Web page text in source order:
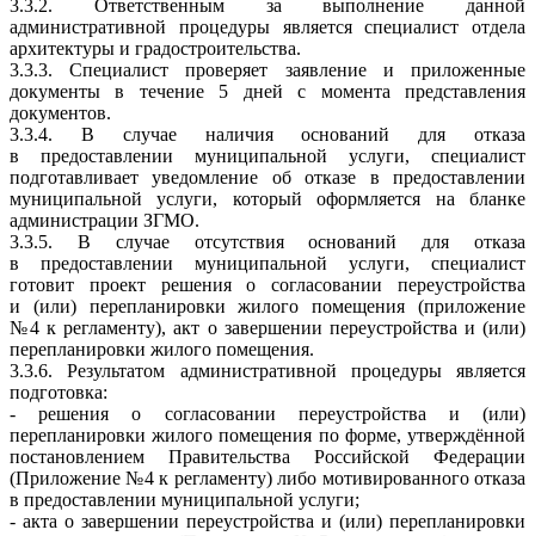
3.3.2. Ответственным за выполнение данной
административной процедуры является специалист отдела
архитектуры и градостроительства.
3.3.3. Специалист проверяет заявление и приложенные
документы в течение 5 дней с момента представления
документов.
3.3.4. В случае наличия оснований для отказа
в предоставлении муниципальной услуги, специалист
подготавливает уведомление об отказе в предоставлении
муниципальной услуги, который оформляется на бланке
администрации ЗГМО.
3.3.5. В случае отсутствия оснований для отказа
в предоставлении муниципальной услуги, специалист
готовит проект решения о согласовании переустройства
и (или) перепланировки жилого помещения (приложение
№4 к регламенту), акт о завершении переустройства и (или)
перепланировки жилого помещения.
3.3.6. Результатом административной процедуры является
подготовка:
- решения о согласовании переустройства и (или)
перепланировки жилого помещения по форме, утверждённой
постановлением Правительства Российской Федерации
(Приложение №4 к регламенту) либо мотивированного отказа
в предоставлении муниципальной услуги;
- акта о завершении переустройства и (или) перепланировки